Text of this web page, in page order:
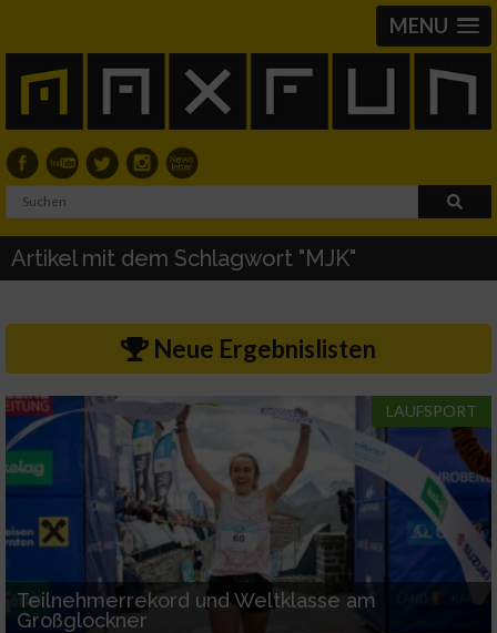
MENU
Artikel mit dem Schlagwort "MJK"
Neue Ergebnislisten
LAUFSPORT
Teilnehmerrekord und Weltklasse am
Großglockner